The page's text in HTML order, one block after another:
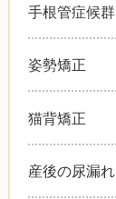
手根管症候群
姿勢矯正
猫背矯正
産後の尿漏れ